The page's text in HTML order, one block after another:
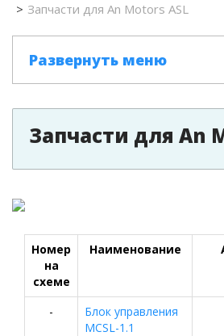
Запчасти для An Motors ASL
Развернуть меню
Запчасти для An
Номер
на
схеме
Наименование
-
Блок управления
MCSL-1.1